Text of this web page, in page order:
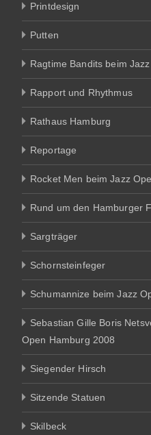
Printdesign
Putten
Ragtime Bandits beim
Rapport und Rhythmus
Rathaus Hamburg
Reportage
Rocket Men beim Jazz
Rund um den Hamburger
Sargträger
Schornsteinfeger
Schumannize beim Jazz
Sebastian Gille Boris
Open Hamburg 2008
Siegender Hirsch
Sitzende Statuen
Skilbeck